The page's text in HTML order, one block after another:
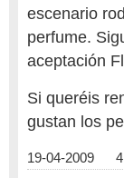
escenario
perfume.
aceptación
Si queréis
gustan los
19-04-2009